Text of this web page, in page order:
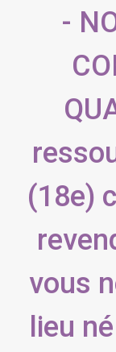
-
(18e)
vous
lieu